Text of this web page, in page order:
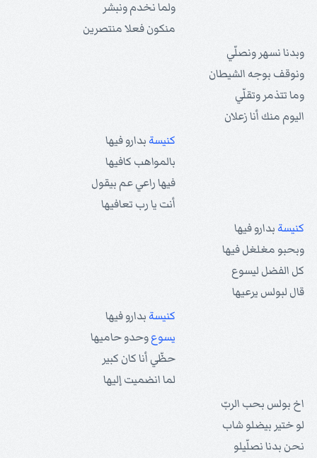
ولما نخدم ونبشر
منكون فعلا منتصرين
وبدنا نسهر ونصلّي
ونوقف بوجه الشيطان
وما تتذمر وتقلّي
اليوم منك أنا زعلان
كنيسة بدارو فيها
بالمواهب كافيها
فيها راعي عم بيقول
أنت يا رب تعافيها
كنيسة بدارو فيها
وبحبو مغلغل فيها
كل الفضل ليسوع
قال لبولس يرعيها
كنيسة بدارو فيها
يسوعوحدو حاميها
حظّي أنا كان كبير
لما انضميت إليها
اخ بولس بحب الربّ
لو ختير بيضلو شاب
نحن بدنا نصلّيلو